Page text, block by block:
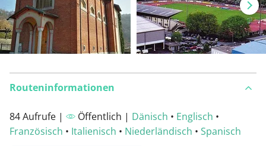
Routeninformationen
84 Aufrufe | Öffentlich | Dänisch • Englisch •
Französisch • Italienisch • Niederländisch • Spanisch